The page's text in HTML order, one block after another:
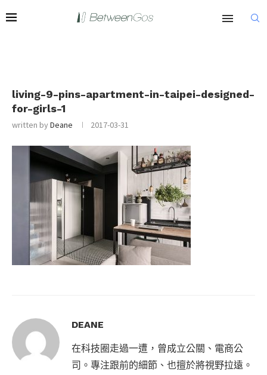
living-9-pins-apartment-in-taipei-designed-
for-girls-1
written byDeane 2017-03-31
DEANE
在科技圈走過一遭，曾成立公關、電商公
司。專注跟前的細節、也擅於將視野拉遠。